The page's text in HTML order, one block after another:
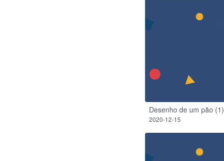
Desenho de um pão (1)
2020-12-15